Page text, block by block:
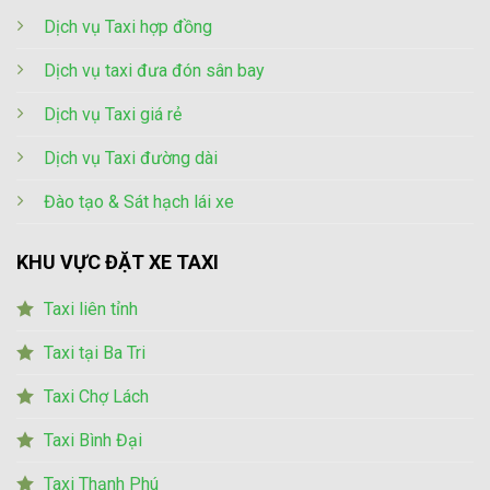
Dịch vụ Taxi hợp đồng
Dịch vụ taxi đưa đón sân bay
Dịch vụ Taxi giá rẻ
Dịch vụ Taxi đường dài
Đào tạo & Sát hạch lái xe
KHU VỰC ĐẶT XE TAXI
Taxi liên tỉnh
Taxi tại Ba Tri
Taxi Chợ Lách
Taxi Bình Đại
Taxi Thạnh Phú